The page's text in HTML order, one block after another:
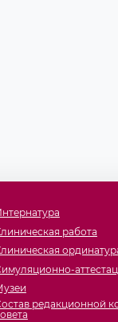
работа
редакционной